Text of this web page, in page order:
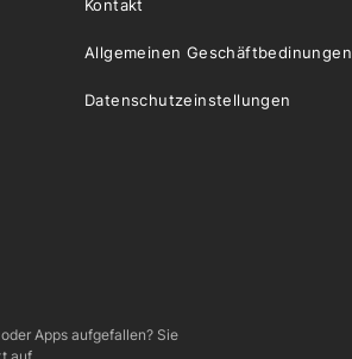
Kontakt
Allgemeinen Geschäftbedinungen
Datenschutzeinstellungen
Apps aufgefallen? Sie